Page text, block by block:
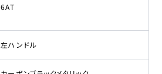
6AT
左ハンドル